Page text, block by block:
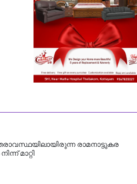
രാമനാട്ടുകര
മാറ്റി